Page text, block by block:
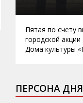
Пятая по счету
городской
Дома культуры
ПЕРСОНА ДНЯ